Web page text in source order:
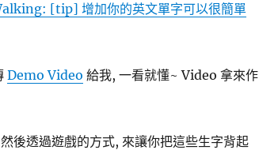
[tip] 增加你的英文單字可以很簡單
Demo Video 給我, 一看就懂~ Video 拿來作
後透過遊戲的方式, 來讓你把這些生字背起